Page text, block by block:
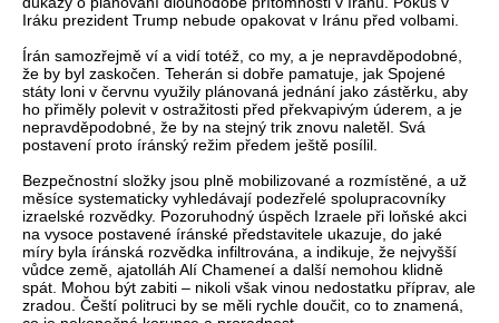
Iráku prezident Trump nebude opakovat v Iránu před volbami.
Írán samozřejmě ví a vidí totéž, co my, a je nepravděpodobné,
že by byl zaskočen. Teherán si dobře pamatuje, jak Spojené
státy loni v červnu využily plánovaná jednání jako zástěrku, aby
ho přiměly polevit v ostražitosti před překvapivým úderem, a je
nepravděpodobné, že by na stejný trik znovu naletěl. Svá
postavení proto íránský režim předem ještě posílil.
Bezpečnostní složky jsou plně mobilizované a rozmístěné, a už
měsíce systematicky vyhledávají podezřelé spolupracovníky
izraelské rozvědky. Pozoruhodný úspěch Izraele při loňské akci
na vysoce postavené íránské představitele ukazuje, do jaké
míry byla íránská rozvědka infiltrována, a indikuje, že nejvyšší
vůdce země, ajatolláh Alí Chameneí a další nemohou klidně
spát. Mohou být zabiti – nikoli však vinou nedostatku příprav, ale
zradou. Čeští politruci by se měli rychle doučit, co to znamená,